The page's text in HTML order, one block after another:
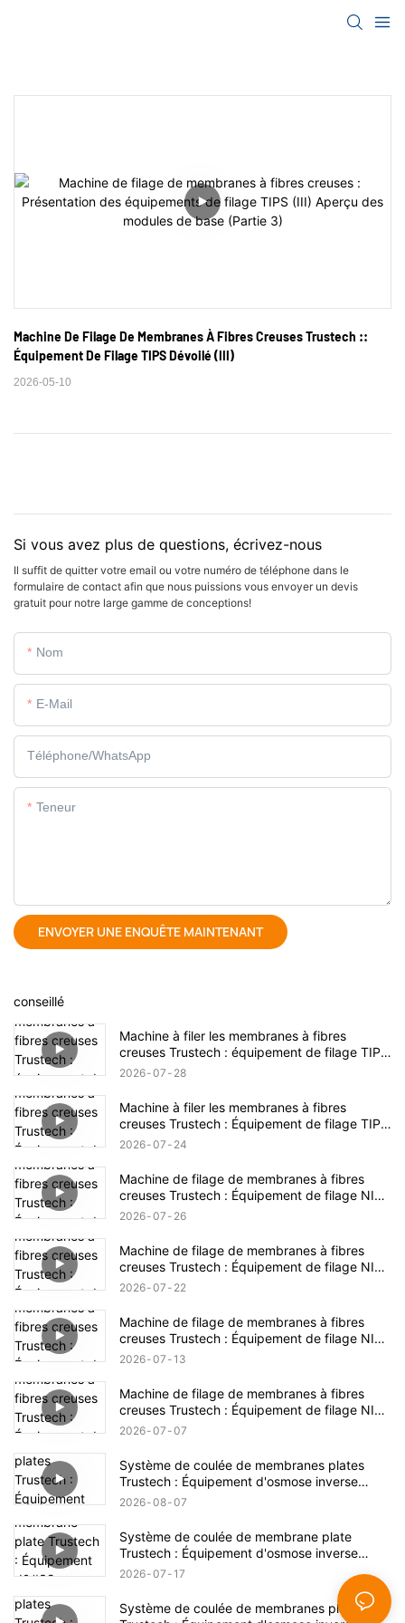
Machine De Filage De Membranes À Fibres Creuses Trustech ::
Équipement De Filage TIPS Dévoilé (III)
2026-05-10
Si vous avez plus de questions, écrivez-nous
Il suffit de quitter votre email ou votre numéro de téléphone dans le
formulaire de contact afin que nous puissions vous envoyer un devis
gratuit pour notre large gamme de conceptions!
Nom
E-Mail
Téléphone/WhatsApp
Teneur
ENVOYER UNE ENQUÊTE MAINTENANT
conseillé
Machine à filer les membranes à fibres
creuses Trustech : équipement de filage TIPS
dévoilé (17)
2026 07 28
Machine à filer les membranes à fibres
creuses Trustech : Équipement de filage TIPS
dévoilé (16)
2026 07 24
Machine de filage de membranes à fibres
creuses Trustech : Équipement de filage NIPS
dévoilé (18)
2026 07 26
Machine de filage de membranes à fibres
creuses Trustech : Équipement de filage NIPS
dévoilé (17)
2026 07 22
Machine de filage de membranes à fibres
creuses Trustech : Équipement de filage NIPS
dévoilé (16)
2026 07 13
Machine de filage de membranes à fibres
creuses Trustech : Équipement de filage NIPS
dévoilé (15)
2026 07 07
Système de coulée de membranes plates
Trustech : Équipement d'osmose inverse
dévoilé (XVI)
2026 08 07
Système de coulée de membrane plate
Trustech : Équipement d'osmose inverse
dévoilé (XIV)
2026 07 17
Système de coulée de membranes plates